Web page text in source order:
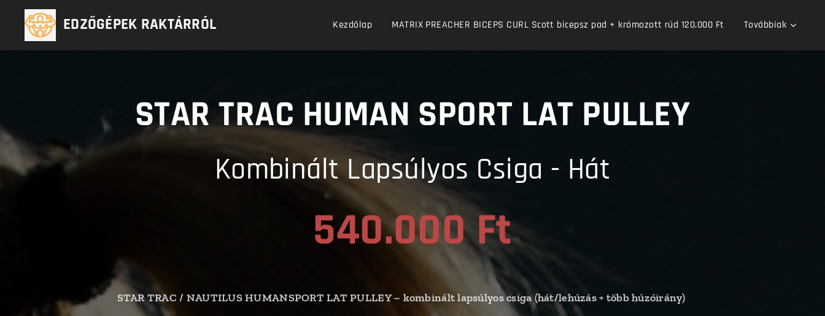
EDZŐGÉPEK RAKTÁRRÓL Kezdőlap MATRIX PREACHER BICEPS CURL Scott bicepsz pad + krómozott rúd 120.000 Ft Továbbiak
STAR TRAC HUMAN SPORT LAT PULLEY
Kombinált Lapsúlyos Csiga - Hát
540.000 Ft
STAR TRAC / NAUTILUS HUMANSPORT LAT PULLEY – kombinált lapsúlyos csiga (hát/lehúzás + több húzóirány)